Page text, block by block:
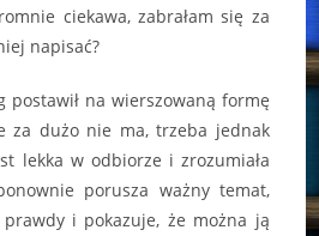
ciekawa, zabrałam się za
napisać?
postawił na wierszowaną formę
za dużo nie ma, trzeba jednak
lekka w odbiorze i zrozumiała
porusza ważny temat,
i pokazuje, że można ją